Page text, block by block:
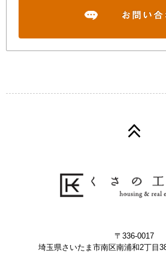
〒336-0017
埼玉県さいたま市南区南浦和2丁目